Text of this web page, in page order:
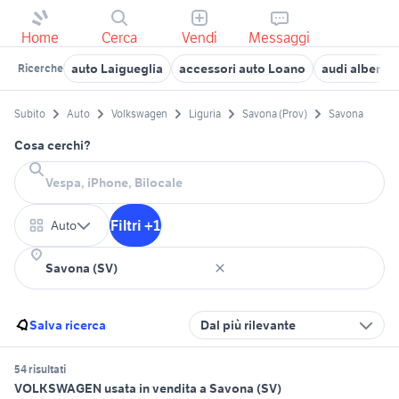
Home Cerca Vendi Messaggi
Ricerche auto Laigueglia accessori auto Loano audi albenga
Subito Auto Volkswagen Liguria Savona (Prov) Savona
Cosa cerchi?
Auto Filtri +1
Salva ricerca Dal più rilevante
54 risultati
VOLKSWAGEN usata in vendita a Savona (SV)